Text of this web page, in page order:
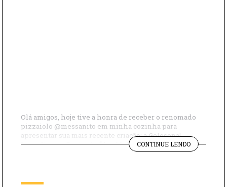
Olá amigos, hoje tive a honra de receber o renomado
pizzaiolo @messanito em minha cozinha para
apresentar sua mais recente criação: a Golosona!
Ingredientes Berinjela Óleo Molho de tomate Sal
Mussarela de Búfala Parmesão Farinha de trigo
berinjela, aqueça […]
CONTINUE LENDO"PIZZA
GOLOSONA"